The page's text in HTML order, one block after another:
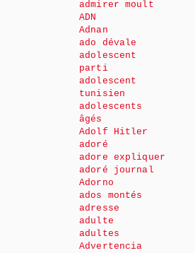
admirer moult
ADN
Adnan
ado dévale
adolescent
parti
adolescent
tunisien
adolescents
âgés
Adolf Hitler
adoré
adore expliquer
adoré journal
Adorno
ados montés
adresse
adulte
adultes
Advertencia